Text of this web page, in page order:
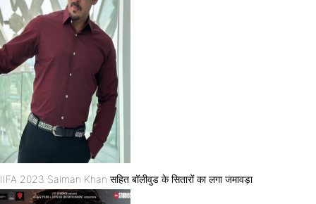
IIFA 2023 Salman Khan सहित बॉलीवुड के सितारों का लगा जमावड़ा